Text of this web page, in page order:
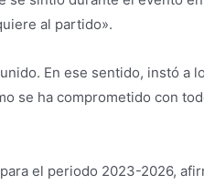
al partido».
En ese sentido, instó a
se ha comprometido con
el periodo 2023-2026,